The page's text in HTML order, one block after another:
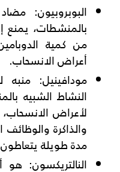
البوبروبيون:
بالمنشطات، يمنع
من كمية
أعراض الانسحاب.
مودافينيل: منبه
النشاط الشبيه
لأعراض
والذاكرة والوظائف
مدة طويلة
النالتريكسون: